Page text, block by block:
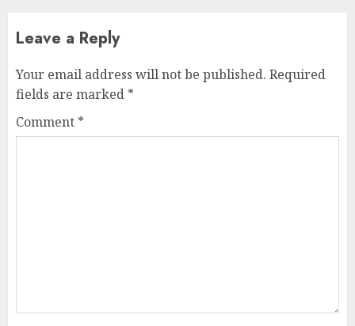
Leave a Reply
Your email address will not be published. Required
fields are marked *
Comment *